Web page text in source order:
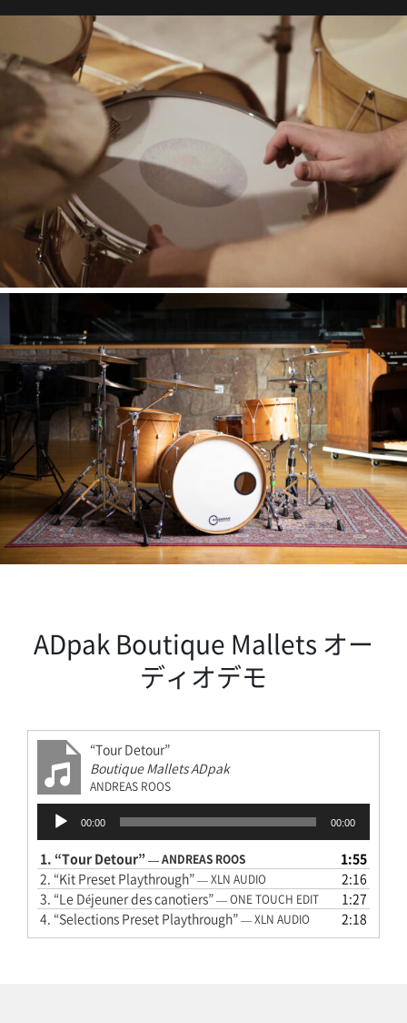
取扱ブランド
プロダクトリスト
サポート
会社概要
マイアカウント
ADpak Boutique Mallets オー
ディオデモ
“Tour Detour”
Boutique Mallets ADpak
ANDREAS ROOS
プ
レ
ー
ヤ
ー
00:00 00:00
1. “Tour Detour” — ANDREAS ROOS
1:55
2. “Kit Preset Playthrough”— XLN AUDIO
2:16
3. “Le Déjeuner des canotiers”— ONE TOUCH EDIT
1:27
4. “Selections Preset Playthrough”— XLN AUDIO 2:18